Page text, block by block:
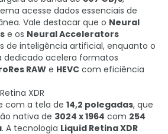
acesse dados essenciais de
Vale destacar que o Neural
e os Neural Accelerators
de inteligência artificial, enquanto o
acelera formatos
RAW e HEVC com eficiência
XDR
com a tela de 14,2 polegadas, que
nativa de 3024 x 1964 com 254
. A tecnologia Liquid Retina XDR